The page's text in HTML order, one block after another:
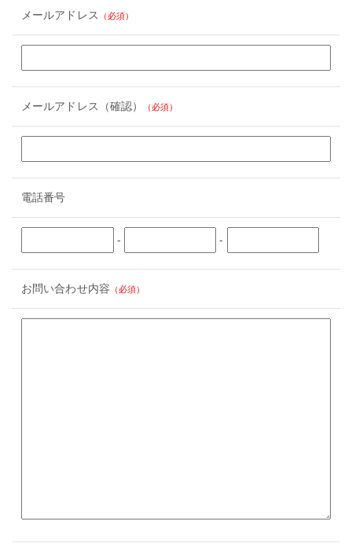
メールアドレス （必須）
メールアドレス（確認） （必須）
電話番号
- -
お問い合わせ内容 （必須）